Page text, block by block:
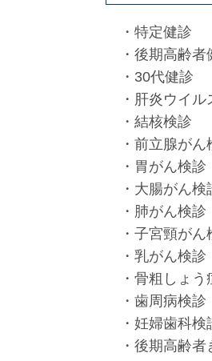
・特定健診
・後期高齢者
・30代健診
・肝炎ウイル
・結核検診
・前立腺がん
・胃がん検診
・大腸がん検
・肺がん検診
・子宮頸がん
・乳がん検診
・骨粗しょう
・歯周病検診
・妊婦歯科検
・後期高齢者